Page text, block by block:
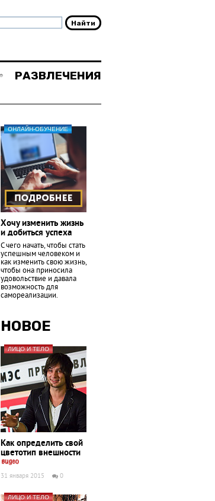
РАЗВЛЕЧЕНИЯ
ОНЛАЙН-ОБУЧЕНИЕ
Хочу изменить жизнь
и добиться успеха
С чего начать, чтобы стать
успешным человеком и
как изменить свою жизнь,
чтобы она приносила
удовольствие и давала
возможность для
самореализации.
НОВОЕ
ЛИЦО И ТЕЛО
Как определить свой
цветотип внешности
31 января 2015 0
ЛИЦО И ТЕЛО